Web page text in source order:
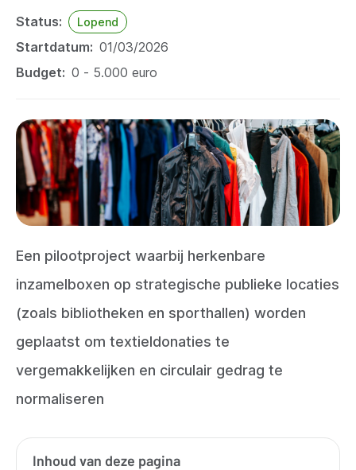
Status Lopend
Startdatum
01/03/2026
Budget
0 - 5.000 euro
Een pilootproject waarbij herkenbare
inzamelboxen op strategische publieke locaties
(zoals bibliotheken en sporthallen) worden
geplaatst om textieldonaties te
vergemakkelijken en circulair gedrag te
normaliseren
Inhoud van deze pagina